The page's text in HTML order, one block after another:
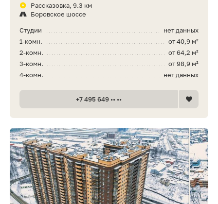
Рассказовка, 9.3 км
Боровское шоссе
нет данных
Студии
от 40,9 м²
1-комн.
от 64,2 м²
2-комн.
от 98,9 м²
3-комн.
нет данных
4-комн.
+7 495 649 •• ••